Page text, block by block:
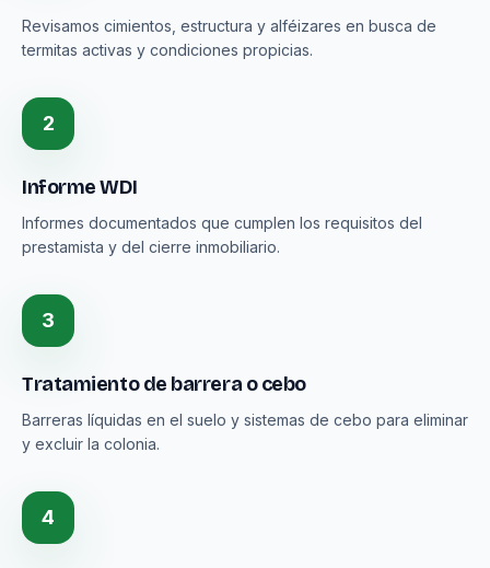
Revisamos cimientos, estructura y alféizares en busca de
termitas activas y condiciones propicias.
2
Informe WDI
Informes documentados que cumplen los requisitos del
prestamista y del cierre inmobiliario.
3
Tratamiento de barrera o cebo
Barreras líquidas en el suelo y sistemas de cebo para eliminar
y excluir la colonia.
4